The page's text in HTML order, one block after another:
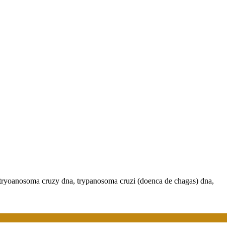
cruzy dna, trypanosoma cruzi (doenca de chagas) dna,